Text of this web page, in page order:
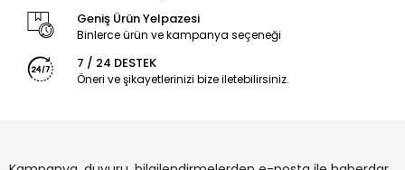
Geniş Ürün Yelpazesi
Binlerce ürün ve kampanya seçeneği
7 / 24 DESTEK
Öneri ve şikayetlerinizi bize iletebilirsiniz.